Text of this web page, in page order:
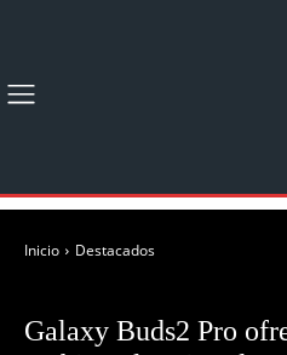
Inicio Destacados
Galaxy Buds2 Pro